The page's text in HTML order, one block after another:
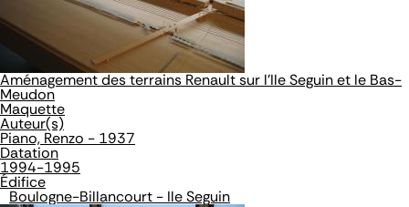
Aménagement des terrains Renault sur l'Ile Seguin et le Bas-
Meudon
Maquette
Auteur(s)
Piano, Renzo - 1937
Datation
1994-1995
Édifice
Boulogne-Billancourt - Ile Seguin